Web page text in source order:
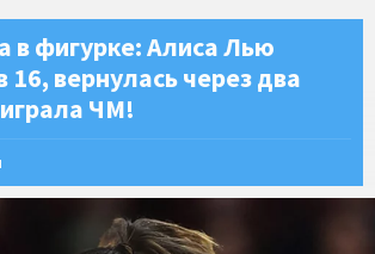
в фигурке: Алиса Лью
16, вернулась через два
ЧМ!